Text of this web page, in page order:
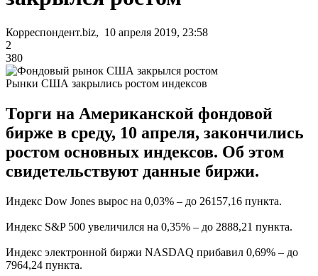
Корреспондент.biz, 10 апреля 2019, 23:58
2
380
Рынки США закрылись ростом индексов
Торги на Американской фондовой
бирже в среду, 10 апреля, закончились
ростом основных индексов. Об этом
свидетельствуют данные биржи.
Индекс Dow Jones вырос на 0,03% – до 26157,16 пункта.
Индекс S&P 500 увеличился на 0,35% – до 2888,21 пункта.
Индекс электронной биржи NASDAQ прибавил 0,69% – до
7964,24 пункта.